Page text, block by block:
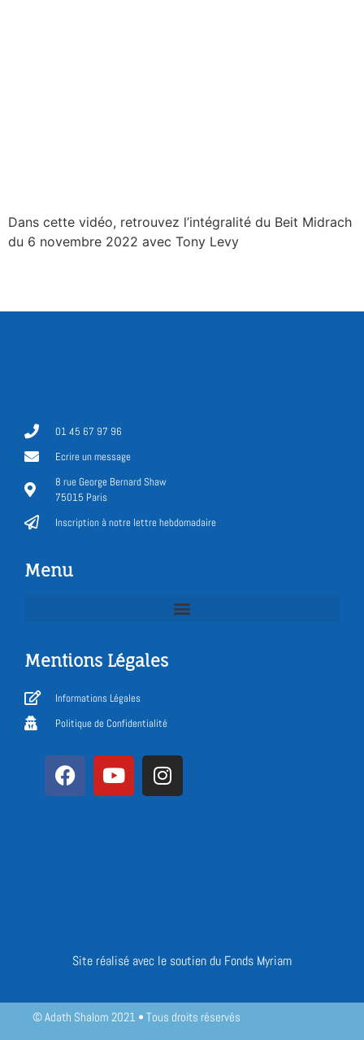
Dans cette vidéo, retrouvez l’intégralité du Beit Midrach
du 6 novembre 2022 avec Tony Levy
01 45 67 97 96
Ecrire un message
8 rue George Bernard Shaw
75015 Paris
Inscription à notre lettre hebdomadaire
Menu
Mentions Légales
Informations Légales
Politique de Confidentialité
Site réalisé avec le soutien du Fonds Myriam
© Adath Shalom 2021 • Tous droits réservés